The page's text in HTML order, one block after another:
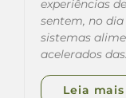
experiências
sentem, no
sistemas
acelerados
Leia mais